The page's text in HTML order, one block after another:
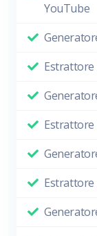
YouTube
Estrattore
Estrattore
Estrattore